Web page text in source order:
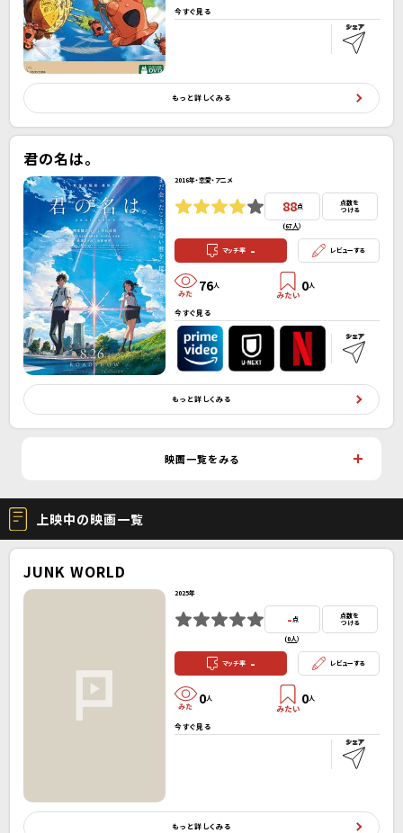
今すぐ見る
もっと詳しくみる
君の名は。
2016年・恋愛・アニメ
88点
(67人）
点数を
つける
マッチ率 - レビューする
76人 0人
今すぐ見る
もっと詳しくみる
映画一覧をみる
上映中の映画一覧
JUNK WORLD
2025年
-点
(0人）
点数を
つける
マッチ率 - レビューする
0人 0人
今すぐ見る
もっと詳しくみる